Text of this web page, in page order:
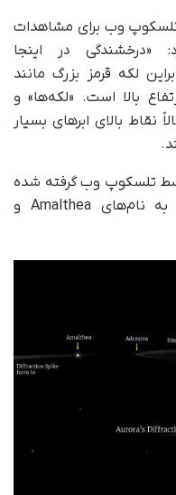
وب برای مشاهدات
در اینجا
لکه قرمز بزرگ مانند
بالا است. «لکه‌ها» و
بالای ابرهای بسیار
تلسکوپ وب گرفته شده
است، دو قمر کوچک مشتری نیز به نام‌های Amalthea و